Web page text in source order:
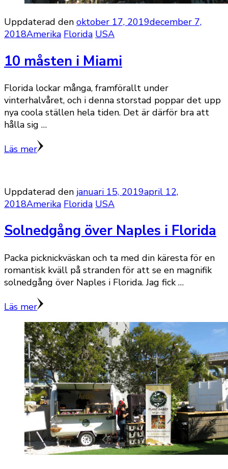
Uppdaterad den oktober 17, 2019december 7,
2018Amerika Florida USA
10 måsten i Miami
Florida lockar många, framförallt under
vinterhalvåret, och i denna storstad poppar det upp
nya coola ställen hela tiden. Det är därför bra att
hålla sig …
Läs mer
Uppdaterad den januari 15, 2019april 12,
2018Amerika Florida USA
Solnedgång över Naples i Florida
Packa picknickväskan och ta med din käresta för en
romantisk kväll på stranden för att se en magnifik
solnedgång över Naples i Florida. Jag fick …
Läs mer